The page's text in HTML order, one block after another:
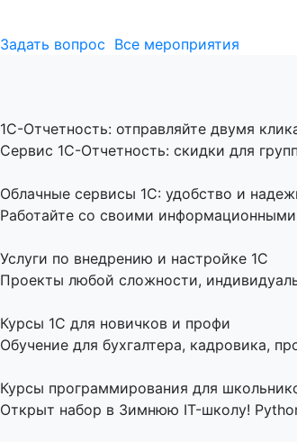
Задать вопрос Все мероприятия
1C-Отчетность: отправляйте двумя
Сервис 1С-Отчетность: скидки для
Облачные сервисы 1С: удобство и
Работайте со своими
Услуги по внедрению и настройке 1С
Проекты любой сложности,
Курсы 1С для новичков и профи
Обучение для бухгалтера, кадровика,
Курсы программирования для
Открыт набор в Зимнюю IT-школу!